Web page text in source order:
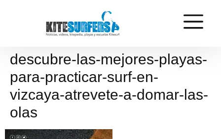
descubre-las-mejores-playas-
para-practicar-surf-en-
vizcaya-atrevete-a-domar-las-
olas